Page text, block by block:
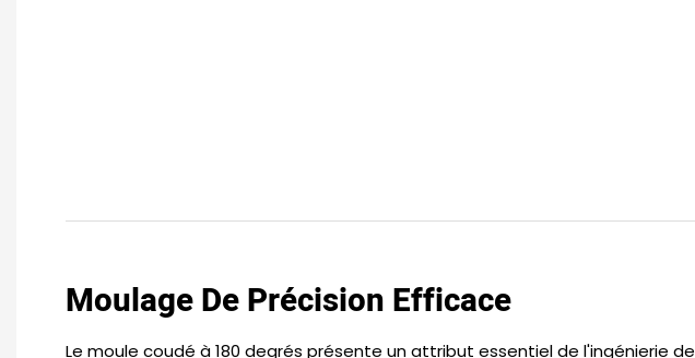
Moulage De Précision Efficace
Le moule coudé à 180 degrés présente un attribut essentiel de l'ingénierie de